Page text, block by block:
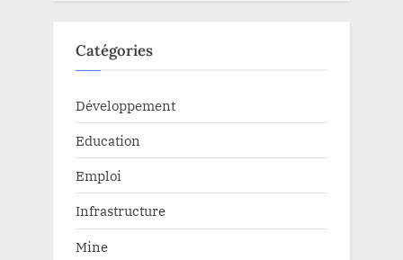
Catégories
Développement
Education
Emploi
Infrastructure
Mine